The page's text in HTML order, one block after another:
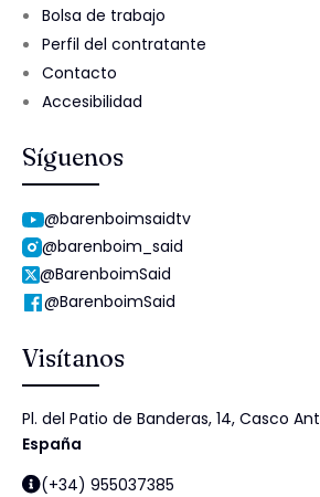
Bolsa de trabajo
Perfil del contratante
Contacto
Accesibilidad
Síguenos
@barenboimsaidtv
@barenboim_said
@BarenboimSaid
@BarenboimSaid
Visítanos
Pl. del Patio de Banderas, 14, Casco
España
(+34) 955037385